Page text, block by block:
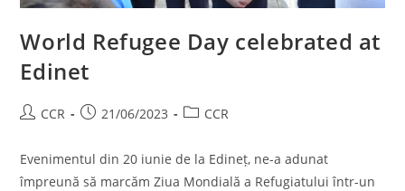
World Refugee Day celebrated at
Edinet
CCR 21/06/2023 CCR
Evenimentul din 20 iunie de la Edineț, ne-a adunat
împreună să marcăm Ziua Mondială a Refugiatului într-un